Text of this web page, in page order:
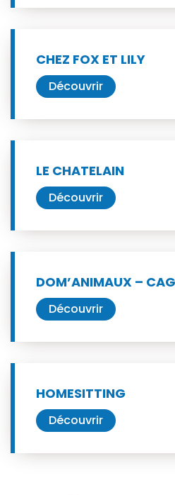
CHEZ FOX ET LILY
Découvrir
LE CHATELAIN
Découvrir
DOM’ANIMAUX –
Découvrir
HOMESITTING
Découvrir